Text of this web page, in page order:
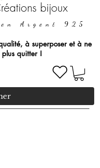
bijoux
Argent 925
à superposer et à ne
plus quitter !